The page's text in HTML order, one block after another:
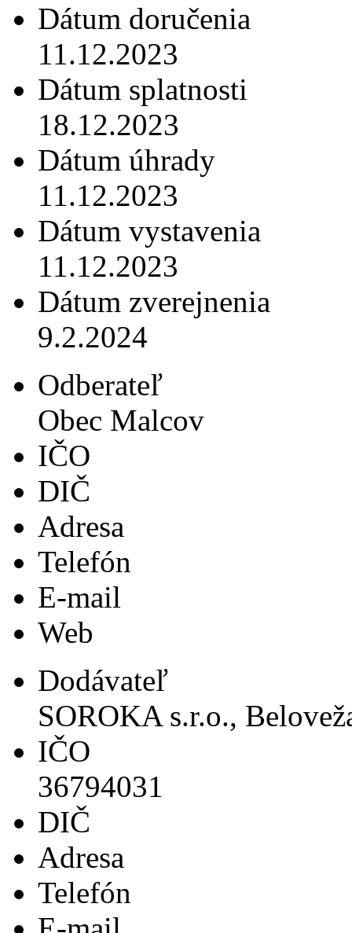
Dátum doručenia
11.12.2023
Dátum splatnosti
18.12.2023
Dátum úhrady
11.12.2023
Dátum vystavenia
11.12.2023
Dátum zverejnenia
9.2.2024
Odberateľ
Obec Malcov
IČO
DIČ
Adresa
Telefón
E-mail
Web
Dodávateľ
SOROKA s.r.o.,
IČO
36794031
DIČ
Adresa
Telefón